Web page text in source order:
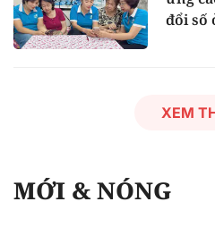
đổi số
XEM
MỚI & NÓNG